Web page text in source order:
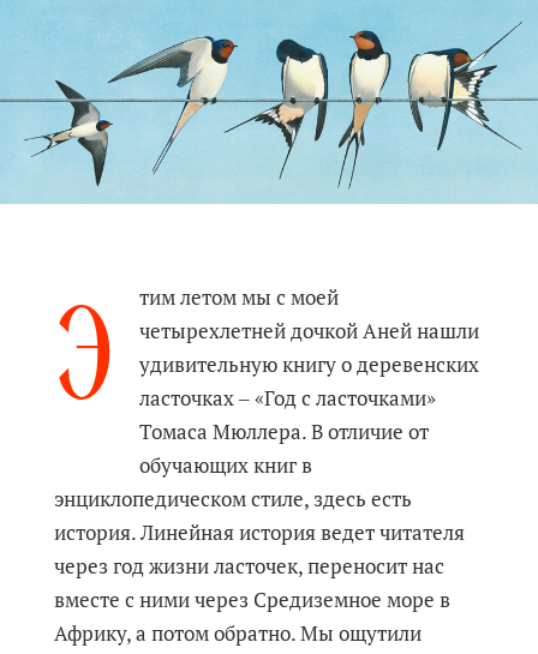
Э
тим летом мы с моей
четырехлетней дочкой Аней нашли
удивительную книгу о деревенских
ласточках ‒ «Год с ласточками»
Томаса Мюллера. В отличие от
обучающих книг в
энциклопедическом стиле, здесь есть
история. Линейная история ведет читателя
через год жизни ласточек, переносит нас
вместе с ними через Средиземное море в
Африку, а потом обратно. Мы ощутили